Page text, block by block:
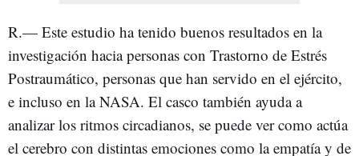
R.— Este estudio ha tenido buenos resultados en la
investigación hacia personas con Trastorno de Estrés
Postraumático, personas que han servido en el ejército,
e incluso en la NASA. El casco también ayuda a
analizar los ritmos circadianos, se puede ver como actúa
el cerebro con distintas emociones como la empatía y de